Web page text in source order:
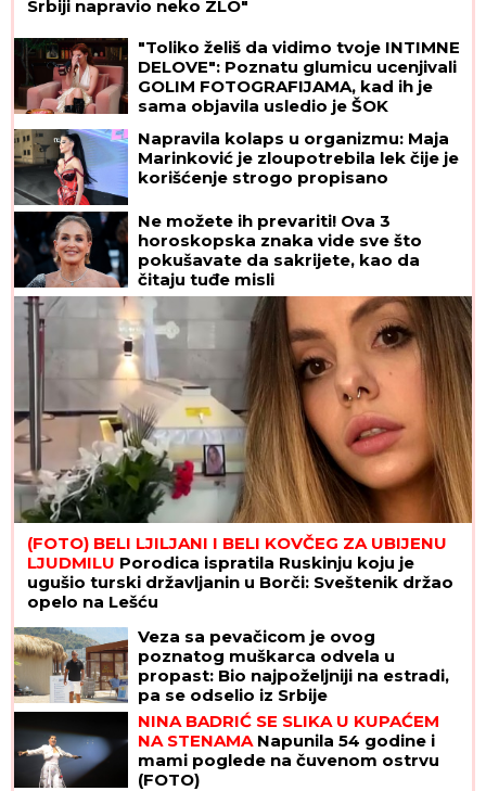
Srbiji napravio neko ZLO"
"Toliko želiš da vidimo tvoje INTIMNE
DELOVE": Poznatu glumicu ucenjivali
GOLIM FOTOGRAFIJAMA, kad ih je
sama objavila usledio je ŠOK
Napravila kolaps u organizmu: Maja
Marinković je zloupotrebila lek čije je
korišćenje strogo propisano
Ne možete ih prevariti! Ova 3
horoskopska znaka vide sve što
pokušavate da sakrijete, kao da
čitaju tuđe misli
(FOTO) BELI LJILJANI I BELI KOVČEG ZA UBIJENU
LJUDMILU Porodica ispratila Ruskinju koju je
ugušio turski državljanin u Borči: Sveštenik držao
opelo na Lešću
Veza sa pevačicom je ovog
poznatog muškarca odvela u
propast: Bio najpoželjniji na estradi,
pa se odselio iz Srbije
NINA BADRIĆ SE SLIKA U KUPAĆEM
NA STENAMA Napunila 54 godine i
mami poglede na čuvenom ostrvu
(FOTO)